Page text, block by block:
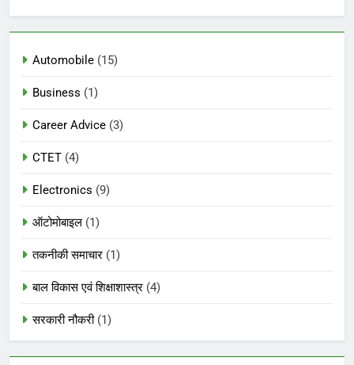
Automobile (15)
Business (1)
Career Advice (3)
CTET (4)
Electronics (9)
ऑटोमोबाइल (1)
तकनीकी समाचार (1)
बाल विकास एवं शिक्षाशास्त्र (4)
सरकारी नौकरी(1)